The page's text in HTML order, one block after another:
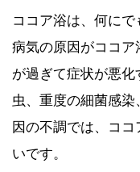
ココア浴は、何にで
病気の原因がココ
が過ぎて症状が悪
虫、重度の細菌感
因の不調では、ココ
いです。